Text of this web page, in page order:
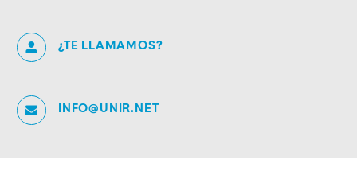
¿TE LLAMAMOS?
INFO@UNIR.NET